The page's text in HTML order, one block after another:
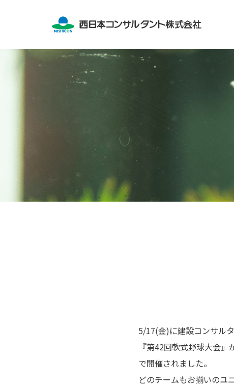
5/17(金)に建設コンサル
『第42回軟式野球大会
で開催されました。
どのチームもお揃いのユ